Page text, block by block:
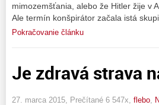
mimozemšťania, alebo že Hitler žije v
Ale termín konšpirátor začala istá
Pokračovanie článku
Je zdravá strava
27. marca 2015, Prečítané 6 547x, flebo